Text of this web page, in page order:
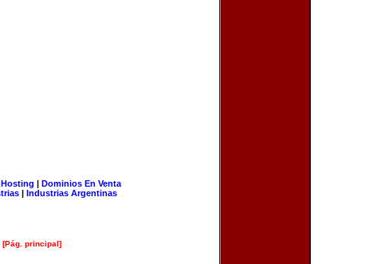
Hosting | Dominios En Venta
| Industrias Argentinas
[Pág. principal]